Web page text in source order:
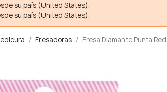
su país (United States).
su país (United States).
Fresadoras Fresa Diamante Punta